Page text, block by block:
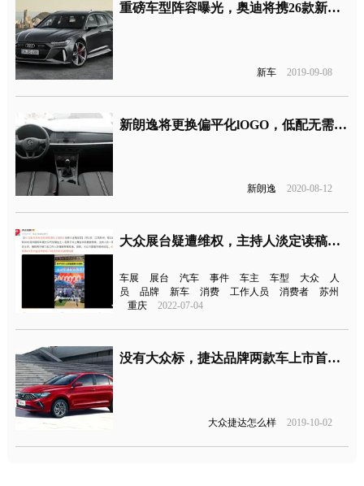
重磅车型阵容曝光，奥迪将携26款新车登法兰克福车展
新车 2019-09-08
新朗逸将更换偏平化lOGO，低配无需再用手机支架
新朗逸 2020-08-12
大众展台疑遭维权，主持人淡定读稿引关注
车展 展台 汽车 事件 车主 车型 大众
人
员
品牌 新车 消费 工作人员 消费者
苏州
重庆
2022-07-04
没有大众标，捷达品牌两款车上市首月销量达1.1万台
大众捷达怎么样 2019-10-02